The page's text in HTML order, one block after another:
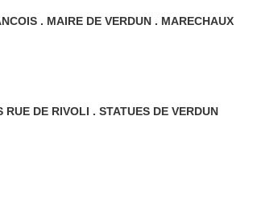
SCHLEITER . FRANCOIS . MAIRE DE VERDUN . MARECHAUX
LOUVRE . NICHES RUE DE RIVOLI . STATUES DE VERDUN